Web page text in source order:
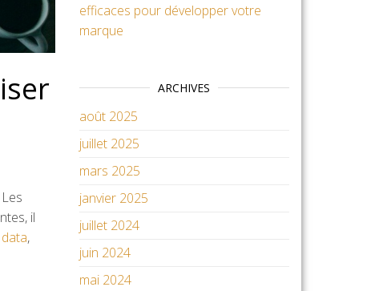
il
,
efficaces pour développer votre
marque
ARCHIVES
août 2025
juillet 2025
mars 2025
janvier 2025
juillet 2024
juin 2024
mai 2024